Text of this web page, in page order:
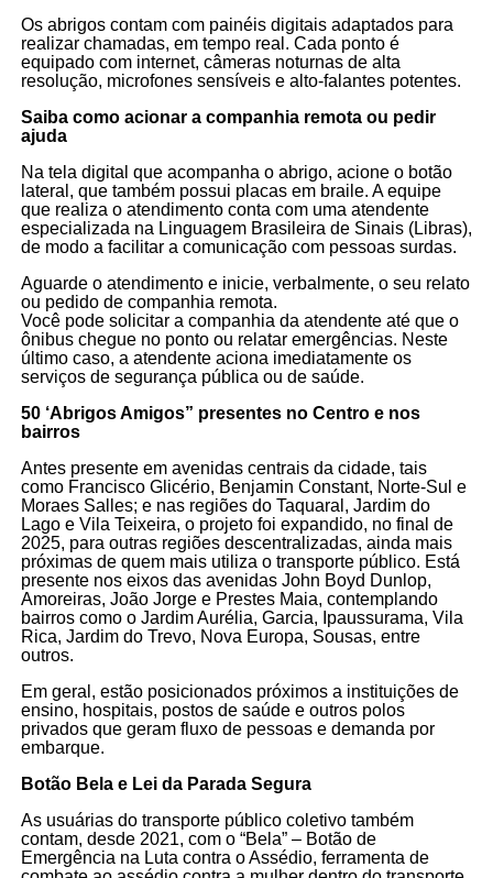
Os abrigos contam com painéis digitais adaptados para
realizar chamadas, em tempo real. Cada ponto é
equipado com internet, câmeras noturnas de alta
resolução, microfones sensíveis e alto-falantes potentes.
Saiba como acionar a companhia remota ou pedir
ajuda
Na tela digital que acompanha o abrigo, acione o botão
lateral, que também possui placas em braile. A equipe
que realiza o atendimento conta com uma atendente
especializada na Linguagem Brasileira de Sinais (Libras),
de modo a facilitar a comunicação com pessoas surdas.
Aguarde o atendimento e inicie, verbalmente, o seu relato
ou pedido de companhia remota.
Você pode solicitar a companhia da atendente até que o
ônibus chegue no ponto ou relatar emergências. Neste
último caso, a atendente aciona imediatamente os
serviços de segurança pública ou de saúde.
50 ‘Abrigos Amigos” presentes no Centro e nos
bairros
Antes presente em avenidas centrais da cidade, tais
como Francisco Glicério, Benjamin Constant, Norte-Sul e
Moraes Salles; e nas regiões do Taquaral, Jardim do
Lago e Vila Teixeira, o projeto foi expandido, no final de
2025, para outras regiões descentralizadas, ainda mais
próximas de quem mais utiliza o transporte público. Está
presente nos eixos das avenidas John Boyd Dunlop,
Amoreiras, João Jorge e Prestes Maia, contemplando
bairros como o Jardim Aurélia, Garcia, Ipaussurama, Vila
Rica, Jardim do Trevo, Nova Europa, Sousas, entre
outros.
Em geral, estão posicionados próximos a instituições de
ensino, hospitais, postos de saúde e outros polos
privados que geram fluxo de pessoas e demanda por
embarque.
Botão Bela e Lei da Parada Segura
As usuárias do transporte público coletivo também
contam, desde 2021, com o “Bela” – Botão de
Emergência na Luta contra o Assédio, ferramenta de